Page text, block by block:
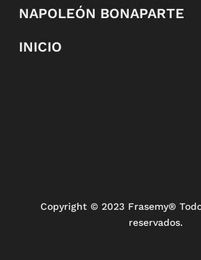
NAPOLEÓN BONAPARTE
INICIO
Copyright © 2023 Frasemy®
reservados.